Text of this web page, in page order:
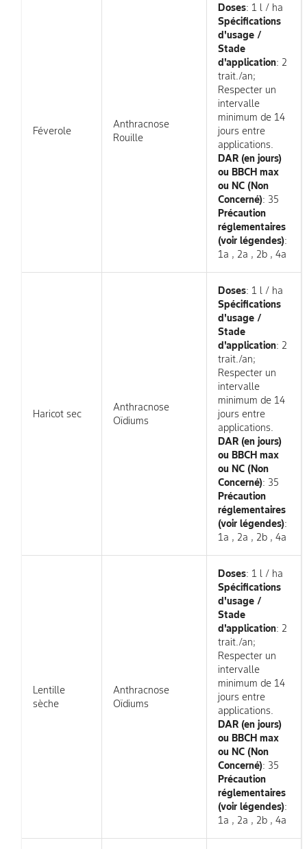
Féverole
Anthracnose
Rouille
Doses: 1 l / ha
Spécifications
d'usage /
Stade
d'application: 2
trait./an;
Respecter un
intervalle
minimum de 14
jours entre
applications.
DAR (en jours)
ou BBCH max
ou NC (Non
Concerné): 35
Précaution
réglementaires
(voir légendes):
1a , 2a , 2b , 4a
Haricot sec
Anthracnose
Oïdiums
Doses: 1 l / ha
Spécifications
d'usage /
Stade
d'application: 2
trait./an;
Respecter un
intervalle
minimum de 14
jours entre
applications.
DAR (en jours)
ou BBCH max
ou NC (Non
Concerné): 35
Précaution
réglementaires
(voir légendes):
1a , 2a , 2b , 4a
Lentille
sèche
Anthracnose
Oïdiums
Doses: 1 l / ha
Spécifications
d'usage /
Stade
d'application: 2
trait./an;
Respecter un
intervalle
minimum de 14
jours entre
applications.
DAR (en jours)
ou BBCH max
ou NC (Non
Concerné): 35
Précaution
réglementaires
(voir légendes):
1a , 2a , 2b , 4a